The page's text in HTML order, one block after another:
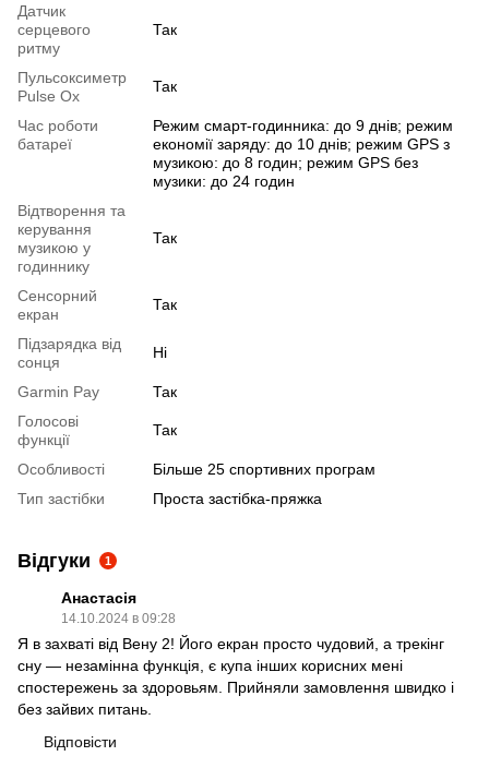
Датчик
серцевого
ритму
Так
Пульсоксиметр
Pulse Ox
Так
Час роботи
батареї
Режим смарт-годинника: до 9 днів; режим
економії заряду: до 10 днів; режим GPS з
музикою: до 8 годин; режим GPS без
музики: до 24 годин
Відтворення та
керування
музикою у
годиннику
Так
Сенсорний
екран
Так
Підзарядка від
сонця
Ні
Garmin Pay
Так
Голосові
функції
Так
Особливості
Більше 25 спортивних програм
Тип застібки
Проста застібка-пряжка
Відгуки 1
Анастасія
14.10.2024 в 09:28
Я в захваті від Вену 2! Його екран просто чудовий, а трекінг
сну — незамінна функція, є купа інших корисних мені
спостережень за здоровьям. Прийняли замовлення швидко і
без зайвих питань.
Відповісти